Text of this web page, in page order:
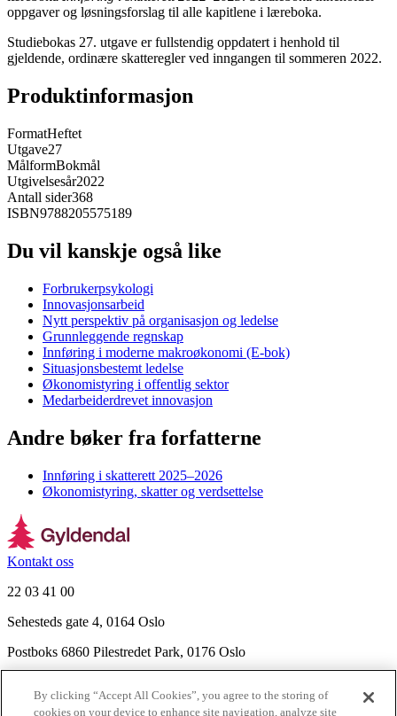
oppgaver og løsningsforslag til alle kapitlene i læreboka.
Studiebokas 27. utgave er fullstendig oppdatert i henhold til
gjeldende, ordinære skatteregler ved inngangen til sommeren 2022.
Produktinformasjon
FormatHeftet
Utgave27
MålformBokmål
Utgivelsesår2022
Antall sider368
ISBN9788205575189
Du vil kanskje også like
Forbrukerpsykologi
Innovasjonsarbeid
Nytt perspektiv på organisasjon og ledelse
Grunnleggende regnskap
Innføring i moderne makroøkonomi (E-bok)
Situasjonsbestemt ledelse
Økonomistyring i offentlig sektor
Medarbeiderdrevet innovasjon
Andre bøker fra forfatterne
Innføring i skatterett 2025–2026
Økonomistyring, skatter og verdsettelse
Kontakt oss
22 03 41 00
Sehesteds gate 4, 0164 Oslo
Postboks 6860 Pilestredet Park, 0176 Oslo
Nyhetsbrev
By clicking “Accept All Cookies”, you agree to the storing of
cookies on your device to enhance site navigation, analyze site